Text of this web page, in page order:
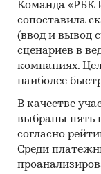
Команда «РБК
сопоставила
(ввод и вывод
сценариев в
компаниях.
наиболее
В качестве
выбраны пять
согласно
Среди